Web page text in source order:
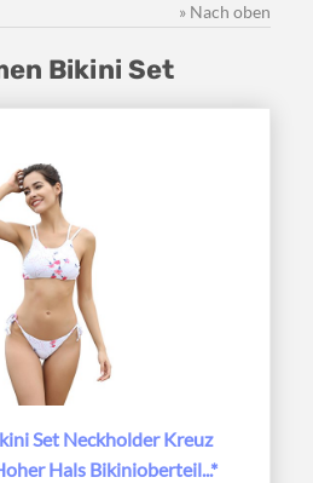
» Nach oben
Bikini Set
Set Neckholder Kreuz
Hals Bikinioberteil...*